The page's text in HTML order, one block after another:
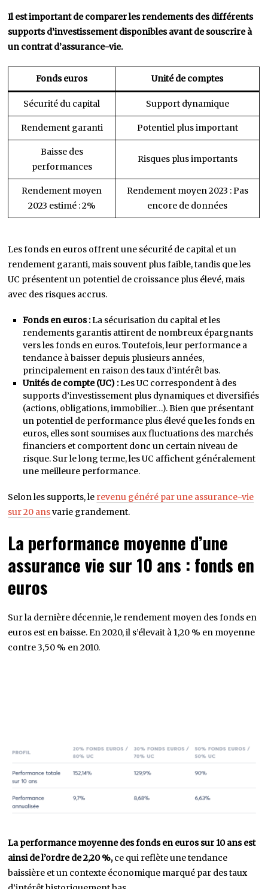
Il est important de comparer les rendements des différents
supports d’investissement disponibles avant de souscrire à
un contrat d’assurance-vie.
Fonds euros Unité de comptes
Sécurité du capital Support dynamique
Rendement garanti Potentiel plus important
Baisse des
performances
Risques plus importants
Rendement moyen
2023 estimé : 2%
Rendement moyen 2023 : Pas
encore de données
Les fonds en euros offrent une sécurité de capital et un
rendement garanti, mais souvent plus faible, tandis que les
UC présentent un potentiel de croissance plus élevé, mais
avec des risques accrus.
Fonds en euros :La sécurisation du capital et les
rendements garantis attirent de nombreux épargnants
vers les fonds en euros. Toutefois, leur performance a
tendance à baisser depuis plusieurs années,
principalement en raison des taux d’intérêt bas.
Unités de compte (UC) :Les UC correspondent à des
supports d’investissement plus dynamiques et diversifiés
(actions, obligations, immobilier…). Bien que présentant
un potentiel de performance plus élevé que les fonds en
euros, elles sont soumises aux fluctuations des marchés
financiers et comportent donc un certain niveau de
risque. Sur le long terme, les UC affichent généralement
une meilleure performance.
Selon les supports, le revenu généré par une assurance-vie
sur 20 ansvarie grandement.
La performance moyenne d’une
assurance vie sur 10 ans : fonds en
euros
Sur la dernière décennie, le rendement moyen des fonds en
euros est en baisse. En 2020, il s’élevait à 1,20 % en moyenne
contre 3,50 % en 2010.
La performance moyenne des fonds en euros sur 10 ans est
ainsi de l’ordre de 2,20 %,ce qui reflète une tendance
baissière et un contexte économique marqué par des taux